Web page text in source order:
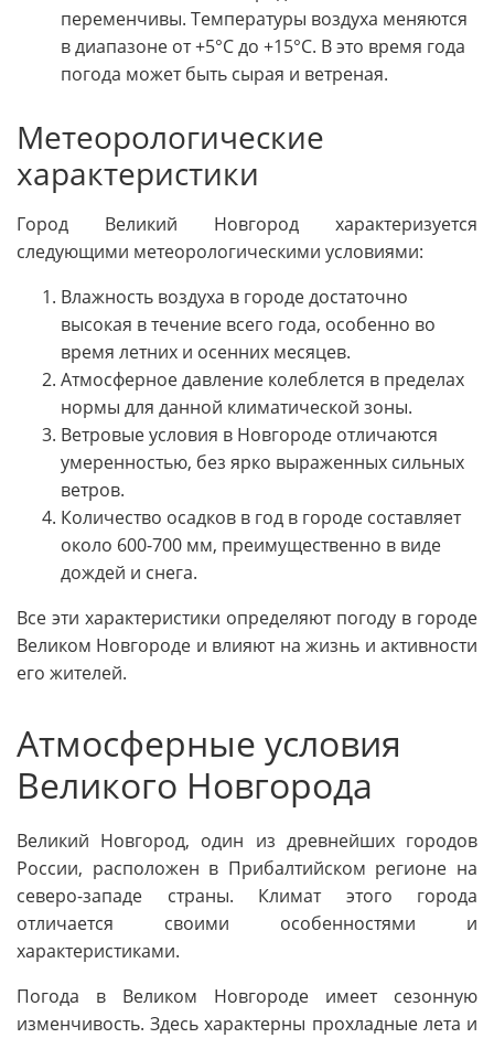
переменчивы. Температуры воздуха меняются
в диапазоне от +5°C до +15°C. В это время года
погода может быть сырая и ветреная.
Метеорологические
характеристики
Город Великий Новгород характеризуется
следующими метеорологическими условиями:
Влажность воздуха в городе достаточно
высокая в течение всего года, особенно во
время летних и осенних месяцев.
Атмосферное давление колеблется в пределах
нормы для данной климатической зоны.
Ветровые условия в Новгороде отличаются
умеренностью, без ярко выраженных сильных
ветров.
Количество осадков в год в городе составляет
около 600-700 мм, преимущественно в виде
дождей и снега.
Все эти характеристики определяют погоду в городе
Великом Новгороде и влияют на жизнь и активности
его жителей.
Атмосферные условия
Великого Новгорода
Великий Новгород, один из древнейших городов
России, расположен в Прибалтийском регионе на
северо-западе страны. Климат этого города
отличается своими особенностями и
характеристиками.
Погода в Великом Новгороде имеет сезонную
изменчивость. Здесь характерны прохладные лета и